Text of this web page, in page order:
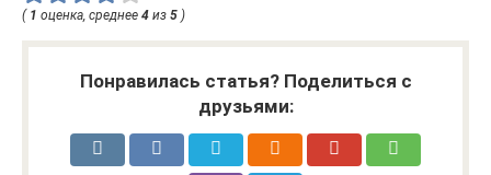
( 1 оценка, среднее 4 из 5 )
Понравилась статья? Поделиться с
друзьями: